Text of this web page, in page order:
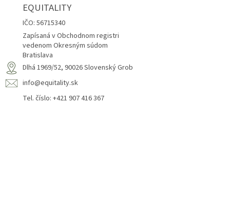
EQUITALITY
IČO: 56715340
Zapísaná v Obchodnom registri
vedenom Okresným súdom
Bratislava
Dlhá 1969/52, 90026 Slovenský Grob
info@equitality.sk
Tel. číslo: +421 907 416 367